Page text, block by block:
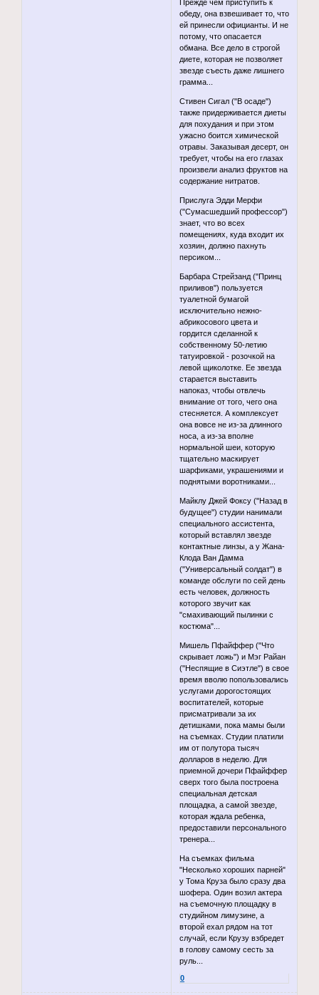
Прежде чем приступить к
обеду, она взвешивает то, что
ей принесли официанты. И не
потому, что опасается
обмана. Все дело в строгой
диете, которая не позволяет
звезде съесть даже лишнего
грамма...
Стивен Сигал ("В осаде")
также придерживается диеты
для похудания и при этом
ужасно боится химической
отравы. Заказывая десерт, он
требует, чтобы на его глазах
произвели анализ фруктов на
содержание нитратов.
Прислуга Эдди Мерфи
("Сумасшедший профессор")
знает, что во всех
помещениях, куда входит их
хозяин, должно пахнуть
персиком...
Барбара Стрейзанд ("Принц
приливов") пользуется
туалетной бумагой
исключительно нежно-
абрикосового цвета и
гордится сделанной к
собственному 50-летию
татуировкой - розочкой на
левой щиколотке. Ее звезда
старается выставить
напоказ, чтобы отвлечь
внимание от того, чего она
стесняется. А комплексует
она вовсе не из-за длинного
носа, а из-за вполне
нормальной шеи, которую
тщательно маскирует
шарфиками, украшениями и
поднятыми воротниками...
Майклу Джей Фоксу ("Назад в
будущее") студии нанимали
специального ассистента,
который вставлял звезде
контактные линзы, а у Жана-
Клода Ван Дамма
("Универсальный солдат") в
команде обслуги по сей день
есть человек, должность
которого звучит как
"смахивающий пылинки с
костюма"...
Мишель Пфайффер ("Что
скрывает ложь") и Мэг Райан
("Неспящие в Сиэтле") в свое
время вволю попользовались
услугами дорогостоящих
воспитателей, которые
присматривали за их
детишками, пока мамы были
на съемках. Студии платили
им от полутора тысяч
долларов в неделю. Для
приемной дочери Пфайффер
сверх того была построена
специальная детская
площадка, а самой звезде,
которая ждала ребенка,
предоставили персонального
тренера...
На съемках фильма
"Несколько хороших парней"
у Тома Круза было сразу два
шофера. Один возил актера
на съемочную площадку в
студийном лимузине, а
второй ехал рядом на тот
случай, если Крузу взбредет
в голову самому сесть за
руль...
0